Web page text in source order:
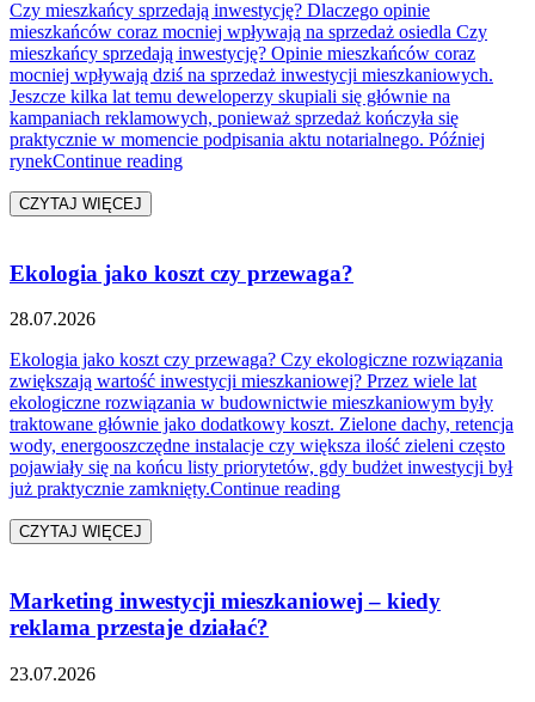
Czy mieszkańcy sprzedają inwestycję? Dlaczego opinie
mieszkańców coraz mocniej wpływają na sprzedaż osiedla Czy
mieszkańcy sprzedają inwestycję? Opinie mieszkańców coraz
mocniej wpływają dziś na sprzedaż inwestycji mieszkaniowych.
Jeszcze kilka lat temu deweloperzy skupiali się głównie na
kampaniach reklamowych, ponieważ sprzedaż kończyła się
praktycznie w momencie podpisania aktu notarialnego. Później
rynekContinue reading„Opinie mieszkańców i ich wpływ na
CZYTAJ WIĘCEJ
Ekologia jako koszt czy przewaga?
28.07.2026
Ekologia jako koszt czy przewaga? Czy ekologiczne rozwiązania
zwiększają wartość inwestycji mieszkaniowej? Przez wiele lat
ekologiczne rozwiązania w budownictwie mieszkaniowym były
traktowane głównie jako dodatkowy koszt. Zielone dachy, retencja
wody, energooszczędne instalacje czy większa ilość zieleni często
pojawiały się na końcu listy priorytetów, gdy budżet inwestycji był
już praktycznie zamknięty.Continue reading„Ekologia jako koszt czy
CZYTAJ WIĘCEJ
Marketing inwestycji mieszkaniowej – kiedy
reklama przestaje działać?
23.07.2026